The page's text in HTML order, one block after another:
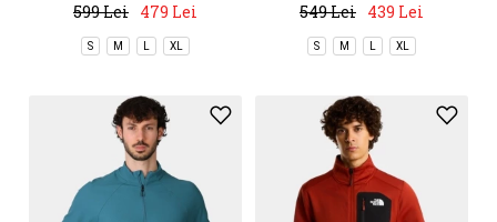
599 Lei 479 Lei
S M XL
549 Lei 439 Lei
S M XL